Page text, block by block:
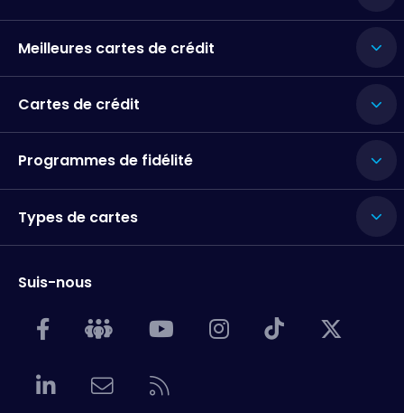
Meilleures cartes de crédit
Cartes de crédit
Programmes de fidélité
Types de cartes
Suis-nous